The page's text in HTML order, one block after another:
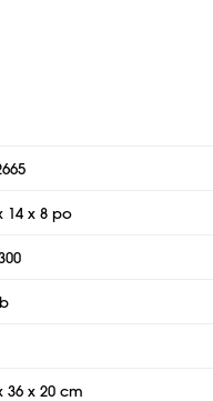
14 x 8 po
36 x 20 cm